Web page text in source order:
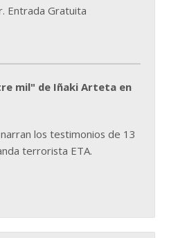
Entrada Gratuita
mil" de Iñaki Arteta en
los testimonios de 13
terrorista ETA.